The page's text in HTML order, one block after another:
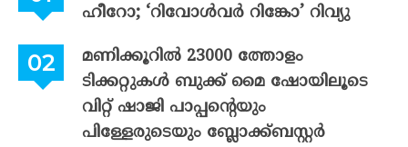
ഹീറോ; ‘റിവോൾവർ റിങ്കോ’ റിവ്യു
മണിക്കൂറിൽ 23000 ത്തോളം
ടിക്കറ്റുകൾ ബുക്ക് മൈ ഷോയിലൂടെ
വിറ്റ് ഷാജി പാപ്പന്റെയും
പിള്ളേരുടെയും ബ്ലോക്ക്ബസ്റ്റർ